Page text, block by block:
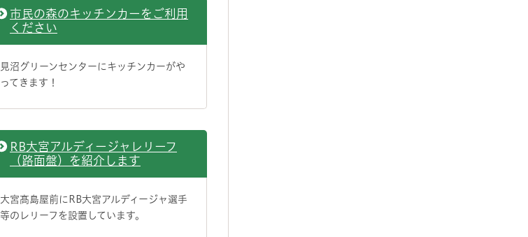
市民の森のキッチンカーをご利用
ください
見沼グリーンセンターにキッチンカーがや
ってきます！
RB大宮アルディージャレリーフ
（路面盤）を紹介します
大宮髙島屋前にRB大宮アルディージャ選手
等のレリーフを設置しています。